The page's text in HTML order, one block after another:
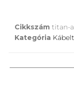
Cikkszám titan-
Kategória